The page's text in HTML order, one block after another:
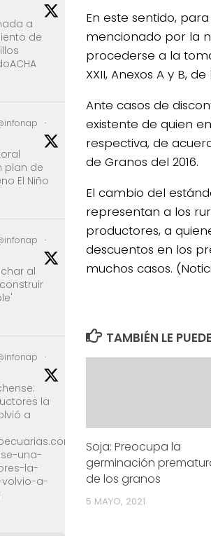
En este sentido,
mencionado por la
procederse a la
XXII, Anexos A y B,
Ante casos de
existente de quien
respectiva, de
de Granos del 2016.
El cambio del
representan a los
productores, a
descuentos en los
muchos casos.
TAMBIÉN LE
Soja: Preocupa la
germinación
de los granos
5 MAYO, 2021
a
de
·
plan de
El Niño
·
al
·
la
a
2026/08/04/salio-
una-
la-
a-